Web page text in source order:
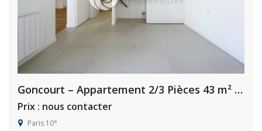
Goncourt – Appartement 2/3 Pièces 43 m² Rénové
Prix : nous contacter
Paris 10°